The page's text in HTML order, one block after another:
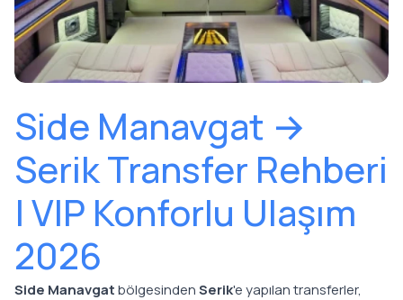
Side Manavgat →
Serik Transfer Rehberi
| VIP Konforlu Ulaşım
2026
Side ManavgatbölgesindenSerik'e yapılan transferler,